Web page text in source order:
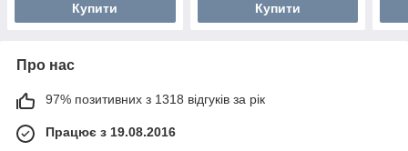
Купити Купити
Про нас
97% позитивних з 1318 відгуків за рік
Працює з 19.08.2016